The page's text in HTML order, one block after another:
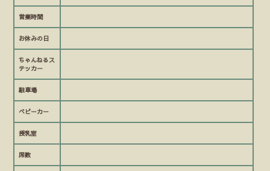
営業時間
お休みの日
ちゃんねるス
テッカー
駐車場
ベビーカー
授乳室
席数